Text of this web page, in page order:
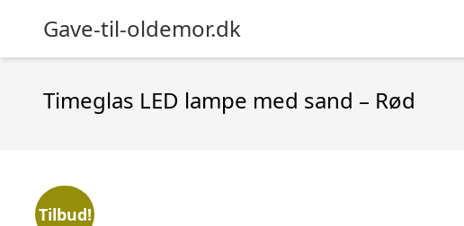
Gave-til-oldemor.dk
Timeglas LED lampe med sand – Rød
Tilbud!